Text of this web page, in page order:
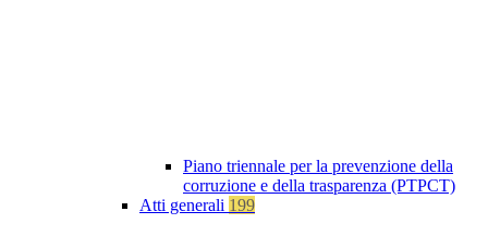
Piano triennale per la prevenzione della
corruzione e della trasparenza (PTPCT)
Atti generali 199